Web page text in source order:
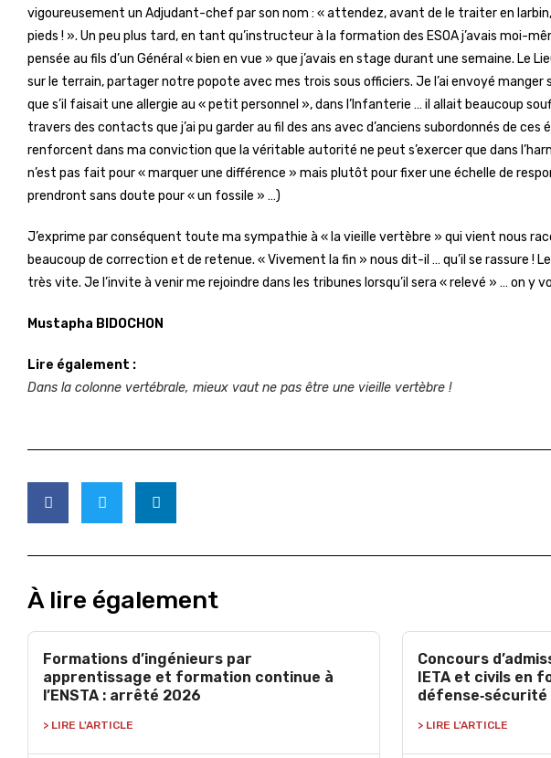
vigoureusement un Adjudant-chef par son nom : « attendez, avant de le traiter en larbin,
pieds ! ». Un peu plus tard, en tant qu’instructeur à la formation des ESOA j’avais moi-
pensée au fils d’un Général « bien en vue » que j’avais en stage durant une semaine. Le
sur le terrain, partager notre popote avec mes trois sous officiers. Je l’ai envoyé
que s’il faisait une allergie au « petit personnel », dans l’Infanterie … il allait beaucoup
travers des contacts que j’ai pu garder au fil des ans avec d’anciens subordonnés de ces
renforcent dans ma conviction que la véritable autorité ne peut s’exercer que dans
n’est pas fait pour « marquer une différence » mais plutôt pour fixer une échelle de
prendront sans doute pour « un fossile » …)
J’exprime par conséquent toute ma sympathie à « la vieille vertèbre » qui vient nous
beaucoup de correction et de retenue. « Vivement la fin » nous dit-il … qu’il se rassure !
très vite. Je l’invite à venir me rejoindre dans les tribunes lorsqu’il sera « relevé » … on y
Mustapha BIDOCHON
Lire également :
Dans la colonne vertébrale, mieux vaut ne pas être une vieille vertèbre !
À lire également
Formations d’ingénieurs par
apprentissage et formation continue à
l’ENSTA : arrêté 2026
> LIRE L'ARTICLE
Concours
IETA et civils en
défense‑sécurité
> LIRE L'ARTICLE